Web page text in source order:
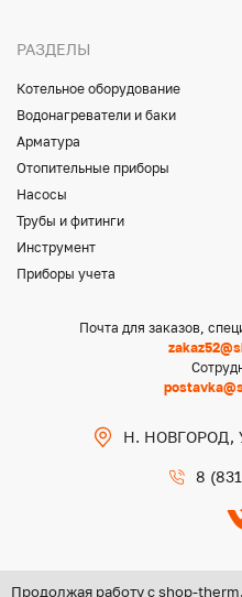
РАЗДЕЛЫ
Котельное оборудование
Водонагреватели и баки
Арматура
Отопительные приборы
Насосы
Трубы и фитинги
Инструмент
Приборы учета
Почта для заказов,
Н. НОВГОРОД,
8
Продолжая работу с shop-